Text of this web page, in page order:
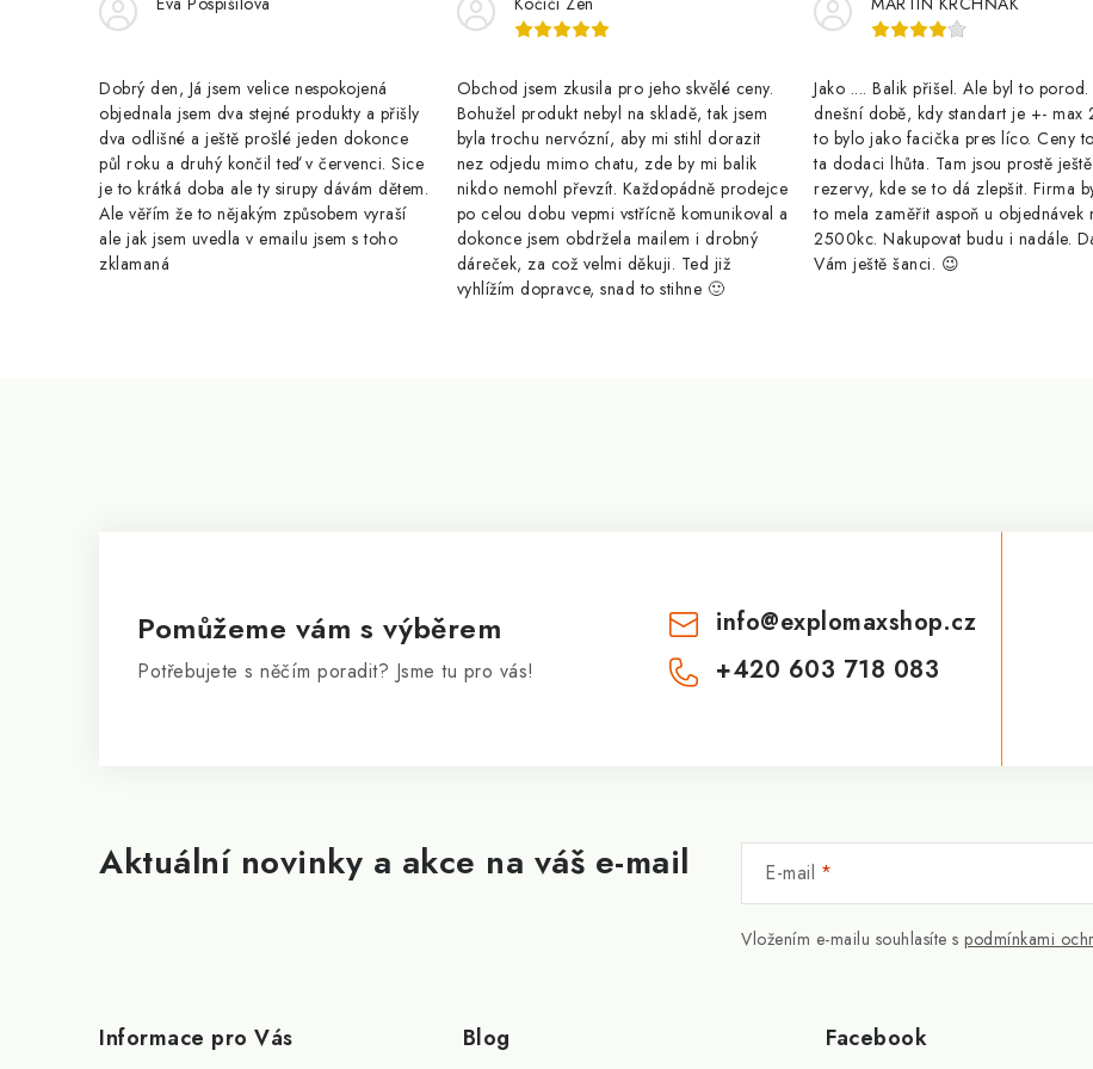
p
r
v
k
y
v
ý
Dobrý den, Já jsem velice nespokojená
objednala jsem dva stejné produkty a přišly
dva odlišné a ještě prošlé jeden dokonce
půl roku a druhý končil teď v červenci. Sice
je to krátká doba ale ty sirupy dávám dětem.
Ale věřím že to nějakým způsobem vyraší
ale jak jsem uvedla v emailu jsem s toho
zklamaná
Obchod jsem zkusila pro jeho skvělé ceny.
Bohužel produkt nebyl na skladě, tak jsem
byla trochu nervózní, aby mi stihl dorazit
nez odjedu mimo chatu, zde by mi balik
nikdo nemohl převzít. Každopádně prodejce
po celou dobu vepmi vstřícně komunikoval a
dokonce jsem obdržela mailem i drobný
dáreček, za což velmi děkuji. Ted již
vyhlížím dopravce, snad to stihne 🙂
Jako .... Balik přišel. Ale byl to
dnešní době, kdy standart je +- max
to bylo jako facička pres líco. Ceny
ta dodaci lhůta. Tam jsou prostě ještě
rezervy, kde se to dá zlepšit. Firma
to mela zaměřit aspoň u objednávek
2500kc. Nakupovat budu i nadále.
Vám ještě šanci. 😉
Aktuální novinky a akce na váš e-mail E-mail
Vložením e-mailu souhlasíte s podmínkami
Pomůžeme vám s výběrem
Potřebujete s něčím poradit? Jsme tu pro vás!
info@explomaxshop.cz
+420 603 718 083
Informace pro Vás Blog Facebook